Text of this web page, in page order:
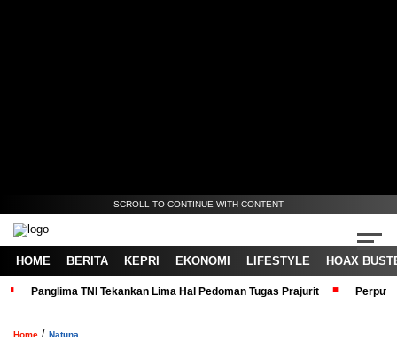
SCROLL TO CONTINUE WITH CONTENT
HOME BERITA KEPRI EKONOMI LIFESTYLE HOAX
Panglima TNI Tekankan Lima Hal Pedoman Tugas Prajurit
Home / Natuna